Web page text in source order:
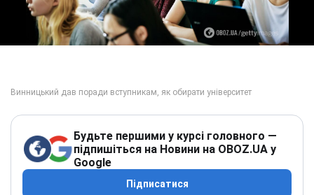
Будьте першими у курсі головного —
підпишіться на Новини на OBOZ.UA у
Google
Підписатися